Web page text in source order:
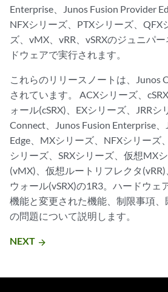
Enterprise、Junos Fusion Provider
NFXシリーズ、PTXシリーズ、QFX
ズ、vMX、vRR、vSRXのジュニパ
ドウェアで実行されます。
これらのリリースノートは、Junos
されています。 ACXシリーズ、
ォール(cSRX)、EXシリーズ、JRRシ
Connect、Junos Fusion Enterprise
Edge、MXシリーズ、NFXシリーズ
シリーズ、SRXシリーズ、仮想MX
(vMX)、仮想ルートリフレクタ
ウォール(vSRX)の1R3。ハードウェ
機能と変更された機能、制限事項
の問題について説明します。
NEXT arrow_forward